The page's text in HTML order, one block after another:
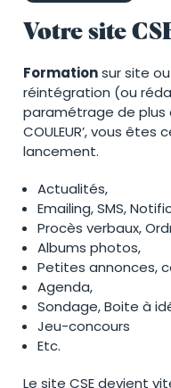
Votre site
Formationsur site
réintégration (ou
paramétrage de plus
COULEUR’, vous
lancement.
Actualités,
Emailing, SMS,
Procès verbaux,
Albums photos,
Petites annonces,
Agenda,
Sondage, Boite à
Jeu-concours
Etc.
Le site CSE devient